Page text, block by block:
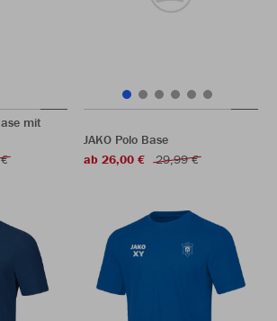
mit
JAKO Polo Base
ab 26,00 €
29,99 €